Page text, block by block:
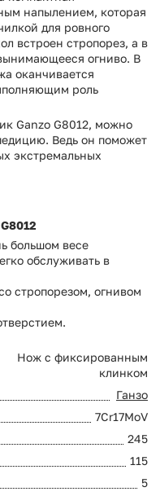
напылением, которая
для ровного
встроен стропорез, а в
огниво. В
оканчивается
роль
Ganzo G8012, можно
Ведь он поможет
экстремальных
большом весе
обслуживать в
стропорезом, огнивом
Нож с фиксированным
клинком
Ганзо
7Cr17MoV
245
115
5